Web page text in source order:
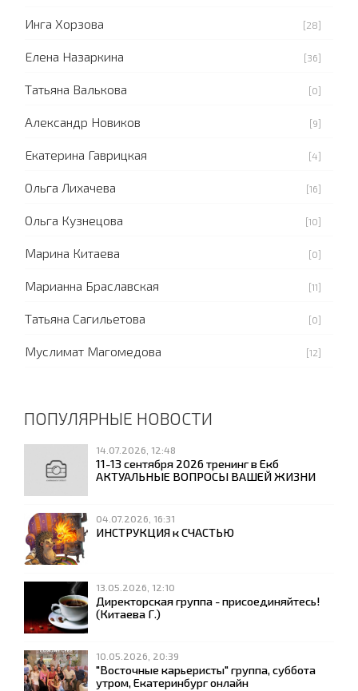
Инга Хорзова [28]
Елена Назаркина [36]
Татьяна Валькова [0]
Александр Новиков [9]
Екатерина Гаврицкая [4]
Ольга Лихачева [16]
Ольга Кузнецова [10]
Марина Китаева [0]
Марианна Браславская [11]
Татьяна Сагильетова [0]
Муслимат Магомедова [12]
ПОПУЛЯРНЫЕ НОВОСТИ
14.07.2026, 12:48
11-13 сентября 2026 тренинг в Екб
АКТУАЛЬНЫЕ ВОПРОСЫ ВАШЕЙ ЖИЗНИ
04.07.2026, 16:31
ИНСТРУКЦИЯ к СЧАСТЬЮ
13.05.2026, 12:10
Директорская группа - присоединяйтесь!
(Китаева Г.)
10.05.2026, 20:39
"Восточные карьеристы" группа, суббота
утром, Екатеринбург онлайн